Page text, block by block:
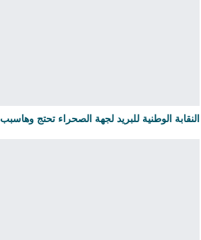
النقابة الوطنية للبريد لجهة الصحراء تحتج وهاسبب